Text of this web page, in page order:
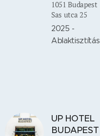
1051 Budapest
Sas utca 25
2025 -
Ablaktisztítás
UP HOTEL
BUDAPEST